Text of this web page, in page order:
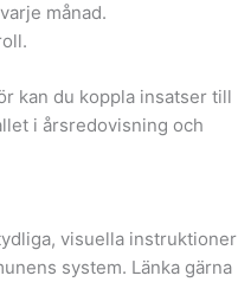
månad.
kan du koppla insatser till
i årsredovisning och
visuella instruktioner
system. Länka gärna